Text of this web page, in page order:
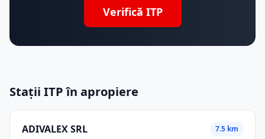
Verifică ITP
Stații ITP în apropiere
ADIVALEX SRL 7.5 km